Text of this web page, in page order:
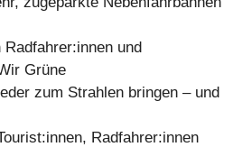
und
Grüne
zum Strahlen bringen – und
Radfahrer:innen